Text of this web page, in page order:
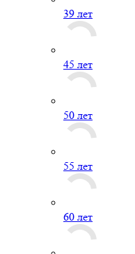
39 лет
45 лет
50 лет
55 лет
60 лет